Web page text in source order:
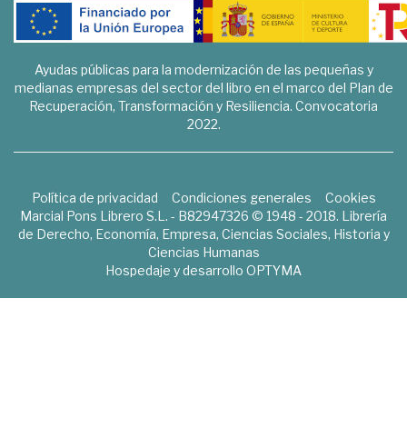
Ayudas públicas para la modernización de las pequeñas y
medianas empresas del sector del libro en el marco del Plan de
Recuperación, Transformación y Resiliencia. Convocatoria
2022.
Política de privacidad Condiciones generales
Cookies
Marcial Pons Librero S.L. - B82947326 © 1948 - 2018. Librería
de Derecho, Economía, Empresa, Ciencias Sociales, Historia y
Ciencias Humanas
Hospedaje y desarrollo OPTYMA